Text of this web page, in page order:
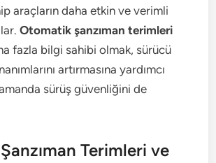
araçların daha etkin ve verimli
Otomatik şanzıman terimleri
fazla bilgi sahibi olmak, sürücü
artırmasına yardımcı
sürüş güvenliğini de
Terimleri ve